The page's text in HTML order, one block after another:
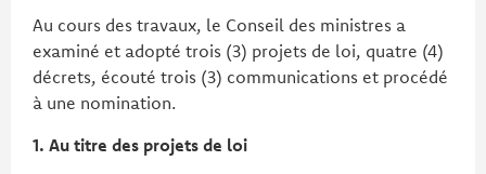
Au cours des travaux, le Conseil des ministres a
examiné et adopté trois (3) projets de loi, quatre (4)
décrets, écouté trois (3) communications et procédé
à une nomination.
1. Au titre des projets de loi